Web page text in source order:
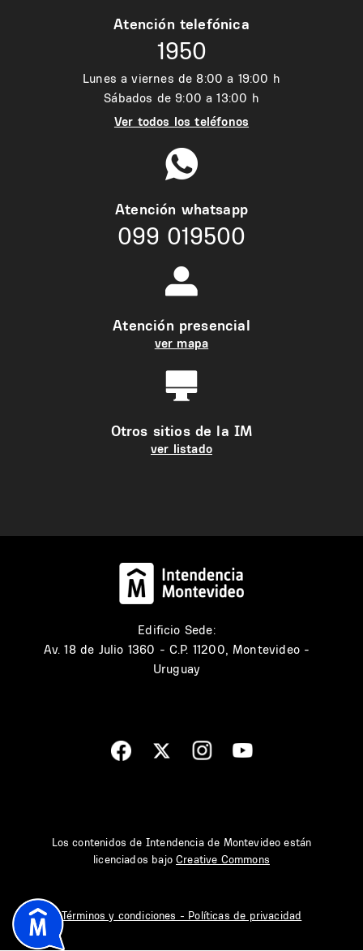
Atención telefónica
1950
Lunes a viernes de 8:00 a 19:00 h
Sábados de 9:00 a 13:00 h
Ver todos los teléfonos
Atención whatsapp
099 019500
Atención presencial
ver mapa
Otros sitios de la IM
ver listado
Edificio Sede:
Av. 18 de Julio 1360 - C.P. 11200, Montevideo -
Uruguay
Los contenidos de Intendencia de Montevideo están
licenciados bajoCreative Commons
Términos y condiciones - Políticas de privacidad